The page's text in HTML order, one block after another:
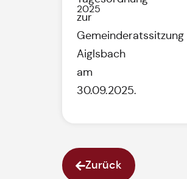
2025
zur
Gemeinderatssitzung
Aiglsbach
am
30.09.2025.
Zurück